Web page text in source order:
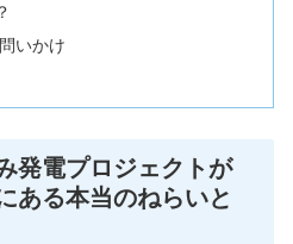
いかけ
発電プロジェクトが
ある本当のねらいと